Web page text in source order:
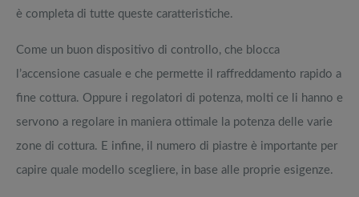
è completa di tutte queste caratteristiche.
Come un buon dispositivo di controllo, che blocca
l’accensione casuale e che permette il raffreddamento rapido a
fine cottura. Oppure i regolatori di potenza, molti ce li hanno e
servono a regolare in maniera ottimale la potenza delle varie
zone di cottura. E infine, il numero di piastre è importante per
capire quale modello scegliere, in base alle proprie esigenze.